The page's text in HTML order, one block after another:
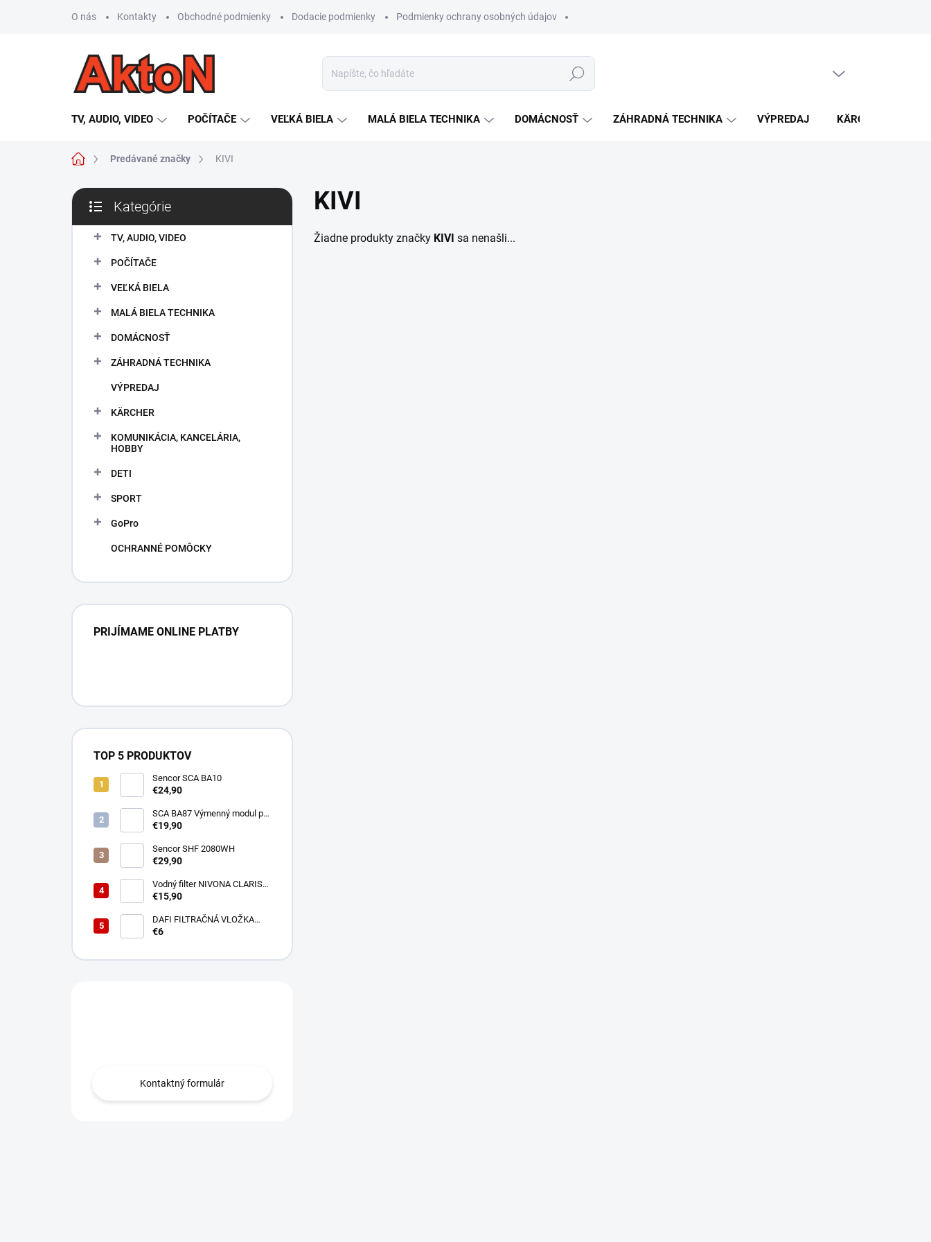
O nás Kontakty Obchodné podmienky Dodacie podmienky Podmienky ochrany osobných údajov
Hľadať
TV, AUDIO, VIDEO POČÍTAČE VEĽKÁ BIELA MALÁ BIELA TECHNIKA DOMÁCNOSŤ ZÁHRADNÁ TECHNIKA VÝPREDAJ KÄRCHER
DomovPredávané značky KIVI
B
č
kategórie
Kategórie
TV, AUDIO, VIDEO
POČÍTAČE
VEĽKÁ BIELA
MALÁ BIELA TECHNIKA
DOMÁCNOSŤ
ZÁHRADNÁ TECHNIKA
VÝPREDAJ
KÄRCHER
KOMUNIKÁCIA, KANCELÁRIA,
HOBBY
DETI
SPORT
GoPro
OCHRANNÉ POMÔCKY
PRIJÍMAME ONLINE PLATBY
TOP 5 PRODUKTOV
Sencor SCA BA10
€24,90
SCA BA87 Výmenný modul pre
BA40 SENCOR
€19,90
Sencor SHF 2080WH
€29,90
Vodný filter NIVONA CLARIS
NIRF701
€15,90
DAFI FILTRAČNÁ VLOŽKA
POLYPROPYLENOVÁ
€6
Kontaktný formulár
KIVI
Žiadne produkty značky KIVI sa nenašli...